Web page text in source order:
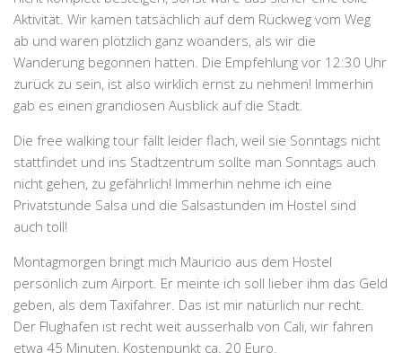
Aktivität. Wir kamen tatsächlich auf dem Rückweg vom Weg
ab und waren plötzlich ganz woanders, als wir die
Wanderung begonnen hatten. Die Empfehlung vor 12:30 Uhr
zurück zu sein, ist also wirklich ernst zu nehmen! Immerhin
gab es einen grandiosen Ausblick auf die Stadt.
Die free walking tour fällt leider flach, weil sie Sonntags nicht
stattfindet und ins Stadtzentrum sollte man Sonntags auch
nicht gehen, zu gefährlich! Immerhin nehme ich eine
Privatstunde Salsa und die Salsastunden im Hostel sind
auch toll!
Montagmorgen bringt mich Mauricio aus dem Hostel
persönlich zum Airport. Er meinte ich soll lieber ihm das Geld
geben, als dem Taxifahrer. Das ist mir natürlich nur recht.
Der Flughafen ist recht weit ausserhalb von Cali, wir fahren
etwa 45 Minuten, Kostenpunkt ca. 20 Euro.